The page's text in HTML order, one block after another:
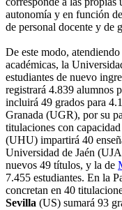
autonomía y en función
de personal docente y de
De este modo,
académicas, la
estudiantes de nuevo
registrará 4.839 alumnos
incluirá 49 grados para
Granada (UGR), por su
titulaciones con
(UHU) impartirá 40
Universidad de Jaén
nuevos 49 títulos, y la de
7.455 estudiantes. En la
concretan en 40
Sevilla (US) sumará 93